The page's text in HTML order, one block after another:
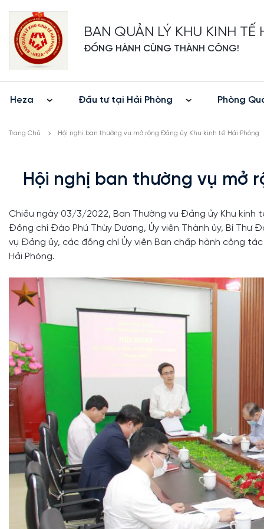
BAN QUẢN LÝ KHU KINH TẾ
ĐỒNG HÀNH CÙNG THÀNH CÔNG!
Heza Đầu tư tại Hải Phòng Phòng
Trang Chủ Hội nghị ban thường vụ mở rộng Đảng ủy Khu kinh tế Hải Phòng
Hội nghị ban thường vụ mở
Chiều ngày 03/3/2022, Ban Thường vụ Đảng ủy Khu kinh
Đồng chí Đào Phú Thùy Dương, Ủy viên Thành ủy, Bí Thư
vụ Đảng ủy, các đồng chí Ủy viên Ban chấp hành công
Hải Phòng.